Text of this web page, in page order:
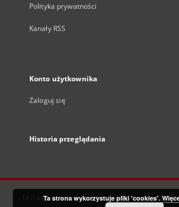
Polityka prywatności
Kanały RSS
Konto użytkownika
Zaloguj się
Historia przeglądania
Ten serwis działa dzięki oprogramowaniu
Ta strona wykorzystuje pliki 'cookies'.